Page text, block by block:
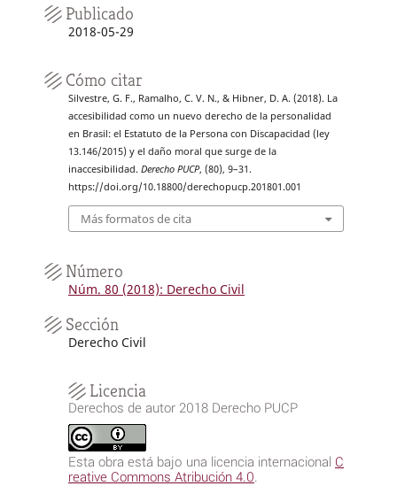
Publicado
2018-05-29
Cómo citar
Silvestre, G. F., Ramalho, C. V. N., & Hibner, D. A. (2018). La
accesibilidad como un nuevo derecho de la personalidad
en Brasil: el Estatuto de la Persona con Discapacidad (ley
13.146/2015) y el daño moral que surge de la
inaccesibilidad. Derecho PUCP, (80), 9–31.
https://doi.org/10.18800/derechopucp.201801.001
Más formatos de cita
Número
Núm. 80 (2018): Derecho Civil
Sección
Derecho Civil
Licencia
Derechos de autor 2018 Derecho PUCP
Esta obra está bajo una licencia internacional C
reative Commons Atribución 4.0